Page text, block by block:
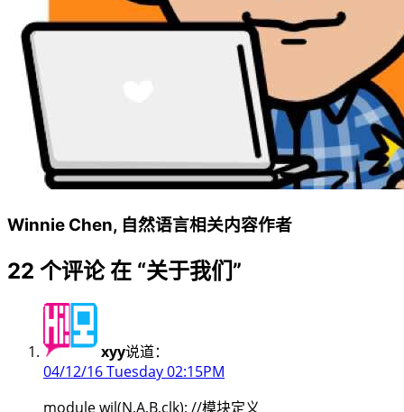
Winnie Chen, 自然语言相关内容作者
22 个评论 在 “关于我们”
xyy说道：
04/12/16 Tuesday 02:15PM
module wjl(N,A,B,clk); //模块定义